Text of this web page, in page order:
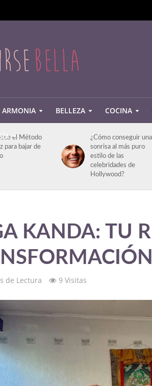
ARMONIA BELLEZA COCINA
el Método
para bajar de
¿Cómo conseguir una
sonrisa al más puro
estilo de las
celebridades de
Hollywood?
KANDA: TU
de Lectura 9 Visitas